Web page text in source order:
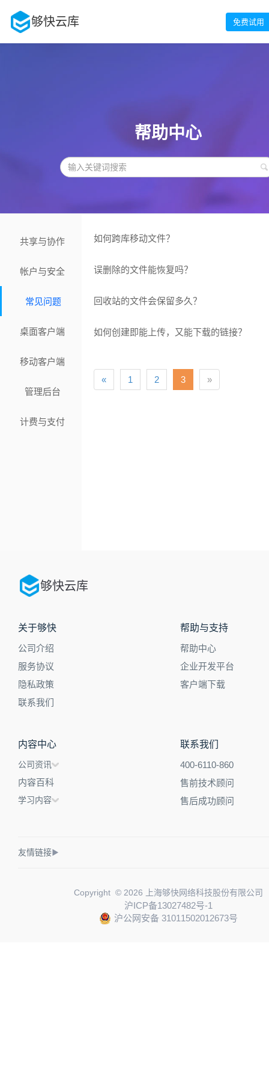
够快云库 免费试用
帮助中心
共享与协作
帐户与安全
常见问题
桌面客户端
移动客户端
管理后台
计费与支付
如何跨库移动文件？
误删除的文件能恢复吗？
回收站的文件会保留多久？
如何创建即能上传，又能下载的链接？
« 1 2 3 »
够快云库
关于够快
公司介绍
服务协议
隐私政策
联系我们
帮助与支持
帮助中心
企业开发平台
客户端下载
内容中心
公司资讯
内容百科
学习内容
联系我们
400-6110-860
售前技术顾问
售后成功顾问
友情链接▶
Copyright © 2026 上海够快网络科技股份有限公司
沪ICP备13027482号-1
沪公网安备 31011502012673号